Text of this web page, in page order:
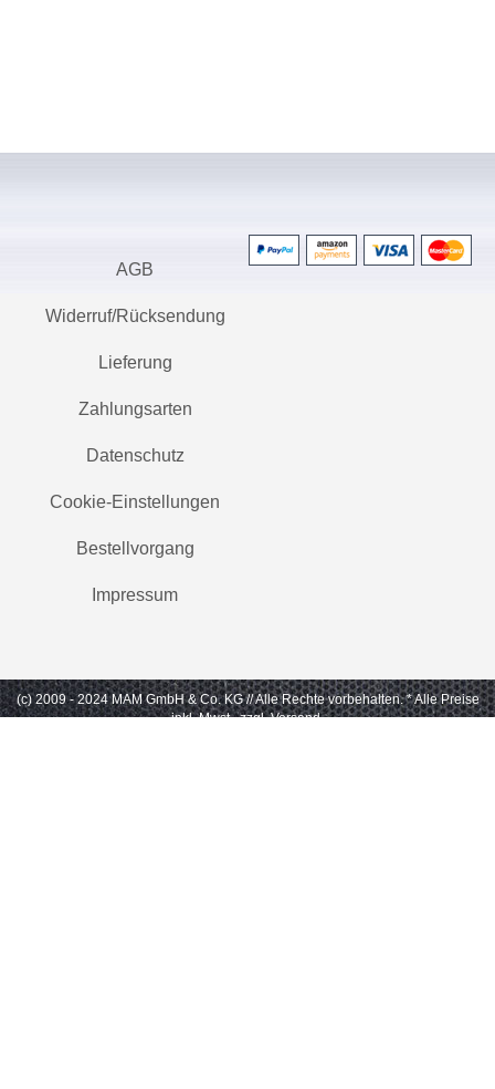
AGB
Widerruf/Rücksendung
Lieferung
Zahlungsarten
Datenschutz
Cookie-Einstellungen
Bestellvorgang
Impressum
(c) 2009 - 2024 MAM GmbH & Co. KG // Alle Rechte vorbehalten. * Alle Preise
inkl. Mwst., zzgl. Versand.